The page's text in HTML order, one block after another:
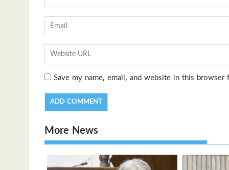
Save my name, email, and website in this
More News